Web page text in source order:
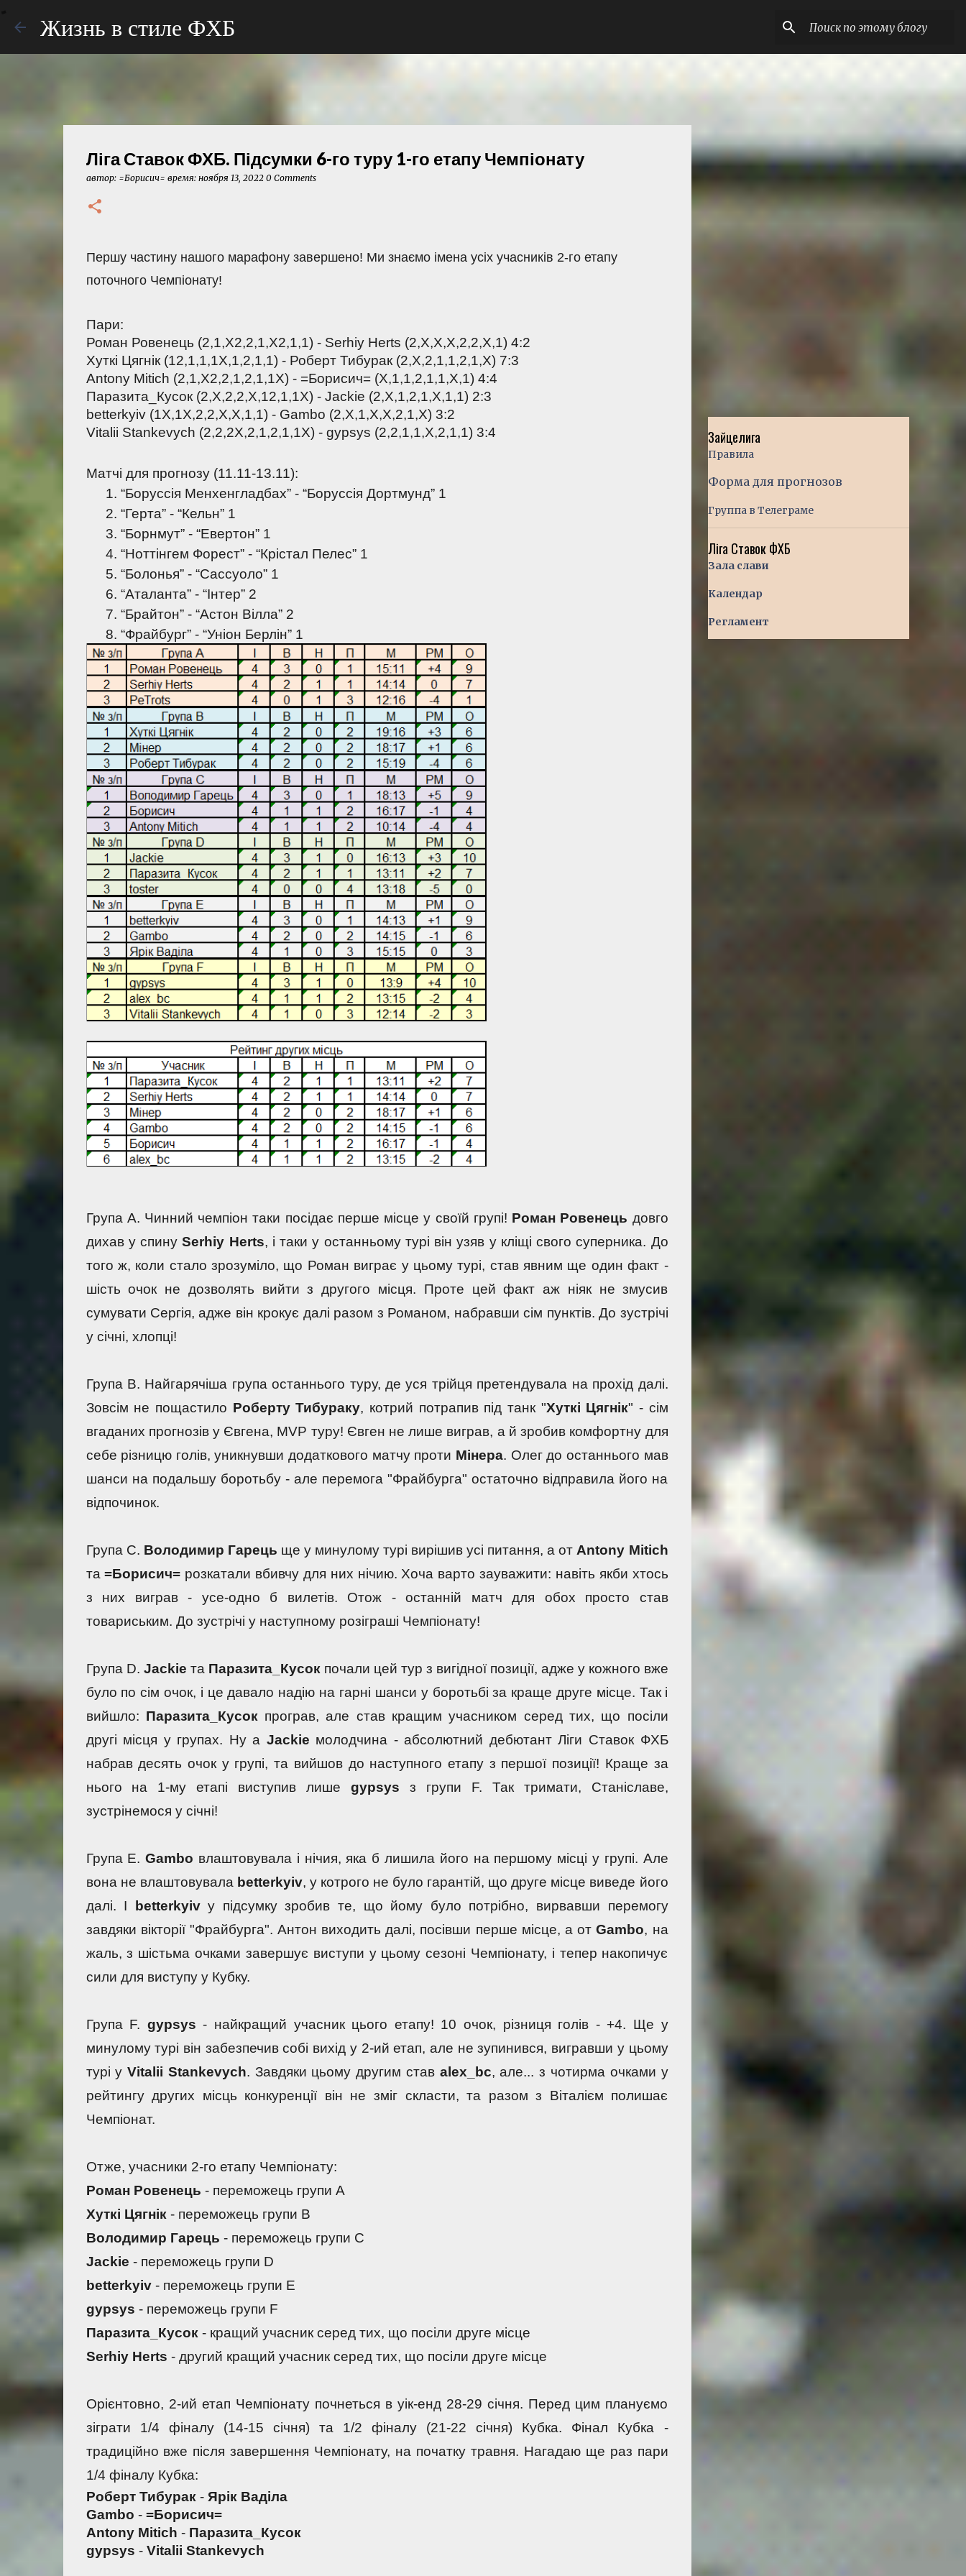
Жизнь в стиле ФХБ
Ліга Ставок ФХБ. Підсумки 6-го туру 1-го етапу Чемпіонату
автор: =Борисич= время: ноября 13, 2022 0 Comments
Першу частину нашого марафону завершено! Ми знаємо імена усіх учасників 2-го етапу
поточного Чемпіонату!
Пари:
Роман Ровенець (2,1,X2,2,1,X2,1,1) - Serhiy Herts (2,X,X,X,2,2,X,1) 4:2
Хуткі Цягнік (12,1,1,1X,1,2,1,1) - Роберт Тибурак (2,Х,2,1,1,2,1,Х) 7:3
Antony Mitich (2,1,Х2,2,1,2,1,1Х) - =Борисич= (X,1,1,2,1,1,X,1) 4:4
Паразита_Кусок (2,X,2,2,X,12,1,1X) - Jackie (2,Х,1,2,1,Х,1,1) 2:3
betterkyiv (1X,1X,2,2,X,X,1,1) - Gambo (2,Х,1,Х,Х,2,1,Х) 3:2
Vitalii Stankevych (2,2,2Х,2,1,2,1,1Х) - gypsys (2,2,1,1,Х,2,1,1) 3:4
Матчі для прогнозу (11.11-13.11):
“Боруссія Менхенгладбах” - “Боруссія Дортмунд” 1
“Герта” - “Кельн” 1
“Борнмут” - “Евертон” 1
“Ноттінгем Форест” - “Крістал Пелес” 1
“Болонья” - “Сассуоло” 1
“Аталанта” - “Інтер” 2
“Брайтон” - “Астон Вілла” 2
“Фрайбург” - “Уніон Берлін” 1
Група А. Чинний чемпіон таки посідає перше місце у своїй групі! Роман Ровенець довго
дихав у спину Serhiy Herts, і таки у останньому турі він узяв у кліщі свого суперника. До
того ж, коли стало зрозуміло, що Роман виграє у цьому турі, став явним ще один факт -
шість очок не дозволять вийти з другого місця. Проте цей факт аж ніяк не змусив
сумувати Сергія, адже він крокує далі разом з Романом, набравши сім пунктів. До зустрічі
у січні, хлопці!
Група В. Найгарячіша група останнього туру, де уся трійця претендувала на прохід далі.
Зовсім не пощастило Роберту Тибураку, котрий потрапив під танк "Хуткі Цягнік" - сім
вгаданих прогнозів у Євгена, MVP туру! Євген не лише виграв, а й зробив комфортну для
себе різницю голів, уникнувши додаткового матчу проти Мінера. Олег до останнього мав
шанси на подальшу боротьбу - але перемога "Фрайбурга" остаточно відправила його на
відпочинок.
Група С. Володимир Гарець ще у минулому турі вирішив усі питання, а от Antony Mitich
та =Борисич= розкатали вбивчу для них нічию. Хоча варто зауважити: навіть якби хтось
з них виграв - усе-одно б вилетів. Отож - останній матч для обох просто став
товариським. До зустрічі у наступному розіграші Чемпіонату!
Група D. Jackie та Паразита_Кусок почали цей тур з вигідної позиції, адже у кожного вже
було по сім очок, і це давало надію на гарні шанси у боротьбі за краще друге місце. Так і
вийшло: Паразита_Кусок програв, але став кращим учасником серед тих, що посіли
другі місця у групах. Ну а Jackie молодчина - абсолютний дебютант Ліги Ставок ФХБ
набрав десять очок у групі, та вийшов до наступного етапу з першої позиції! Краще за
нього на 1-му етапі виступив лише gypsys з групи F. Так тримати, Станіславе,
зустрінемося у січні!
Група E. Gambo влаштовувала і нічия, яка б лишила його на першому місці у групі. Але
вона не влаштовувала betterkyiv, у котрого не було гарантій, що друге місце виведе його
далі. І
betterkyiv у підсумку зробив те, що йому було потрібно, вирвавши перемогу
завдяки вікторії "Фрайбурга". Антон виходить далі, посівши перше місце, а от Gambo, на
жаль, з шістьма очками завершує виступи у цьому сезоні Чемпіонату, і тепер накопичує
сили для виступу у Кубку.
Група F. gypsys - найкращий учасник цього етапу! 10 очок, різниця голів - +4. Ще у
минулому турі він забезпечив собі вихід у 2-ий етап, але не зупинився, вигравши у цьому
турі у Vitalii Stankevych. Завдяки цьому другим став alex_bc, але... з чотирма очками у
рейтингу других місць конкуренції він не зміг скласти, та разом з Віталієм полишає
Чемпіонат.
Отже, учасники 2-го етапу Чемпіонату:
Роман Ровенець - переможець групи А
Хуткі Цягнік - переможець групи В
Володимир Гарець - переможець групи С
Jackie - переможець групи D
betterkyiv - переможець групи E
gypsys - переможець групи F
Паразита_Кусок - кращий учасник серед тих, що посіли друге місце
Serhiy Herts - другий кращий учасник серед тих, що посіли друге місце
Орієнтовно, 2-ий етап Чемпіонату почнеться в уік-енд 28-29 січня. Перед цим плануємо
зіграти 1/4 фіналу (14-15 січня) та 1/2 фіналу (21-22 січня) Кубка. Фінал Кубка -
традиційно вже після завершення Чемпіонату, на початку травня. Нагадаю ще раз пари
1/4 фіналу Кубка:
Роберт Тибурак - Ярік Ваділа
Gambo - =Борисич=
Antony Mitich - Паразита_Кусок
gypsys - Vitalii Stankevych
Зайцелига
Правила
Форма для прогнозов
Группа в Телеграме
Ліга Ставок ФХБ
Зала слави
Календар
Регламент